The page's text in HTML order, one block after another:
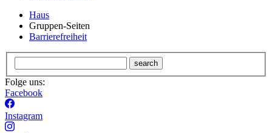
Haus
Gruppen-Seiten
Barrierefreiheit
search
Folge uns:
Facebook
Instagram